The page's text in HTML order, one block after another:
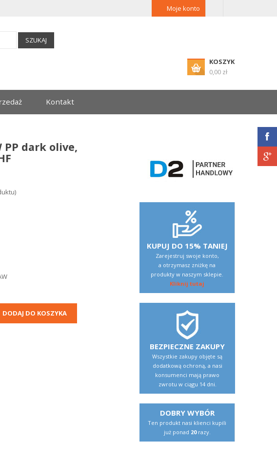
Moje konto
SZUKAJ
KOSZYK
0,00 zł
Kontakt
PP dark olive,
DODAJ DO KOSZYKA
KUPUJ DO 15% TANIEJ
Zarejestruj swoje konto,
a otrzymasz zniżkę na
produkty w naszym sklepie.
Kliknij tutaj
BEZPIECZNE ZAKUPY
Wszystkie zakupy objęte są
dodatkową ochroną, a nasi
konsumenci mają prawo
zwrotu w ciągu 14 dni.
DOBRY WYBÓR
Ten produkt nasi klienci kupili
już ponad 20razy.